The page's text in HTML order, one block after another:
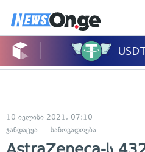
10 ივლისი 2021, 07:10
ჯანდაცვა
საზოგადოება